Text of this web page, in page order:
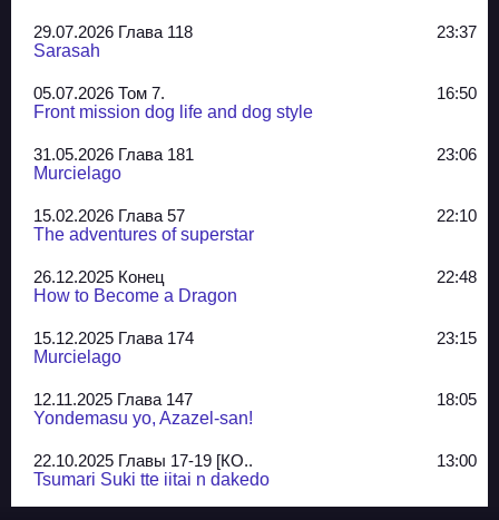
29.07.2026 Глава 118
23:37
Sarasah
05.07.2026 Том 7.
16:50
Front mission dog life and dog style
31.05.2026 Глава 181
23:06
Murcielago
15.02.2026 Глава 57
22:10
The adventures of superstar
26.12.2025 Конец
22:48
How to Become a Dragon
15.12.2025 Глава 174
23:15
Murcielago
12.11.2025 Глава 147
18:05
Yondemasu yo, Azazel-san!
22.10.2025 Главы 17-19 [КО..
13:00
Tsumari Suki tte iitai n dakedo